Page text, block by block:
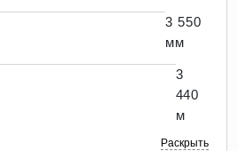
3 550
мм
3
440
м
Раскрыть